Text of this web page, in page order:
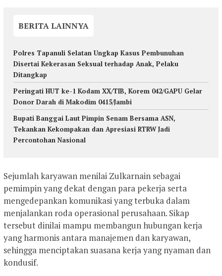
BERITA LAINNYA
Polres Tapanuli Selatan Ungkap Kasus Pembunuhan
Disertai Kekerasan Seksual terhadap Anak, Pelaku
Ditangkap
Peringati HUT ke-1 Kodam XX/TIB, Korem 042/GAPU Gelar
Donor Darah di Makodim 0415/Jambi
Bupati Banggai Laut Pimpin Senam Bersama ASN,
Tekankan Kekompakan dan Apresiasi RTRW Jadi
Percontohan Nasional
Sejumlah karyawan menilai Zulkarnain sebagai
pemimpin yang dekat dengan para pekerja serta
mengedepankan komunikasi yang terbuka dalam
menjalankan roda operasional perusahaan. Sikap
tersebut dinilai mampu membangun hubungan kerja
yang harmonis antara manajemen dan karyawan,
sehingga menciptakan suasana kerja yang nyaman dan
kondusif.